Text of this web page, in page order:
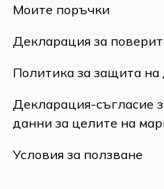
Моите поръчки
Декларация за
Политика за защита на
Декларация-съгласие
данни за целите на
Условия за ползване